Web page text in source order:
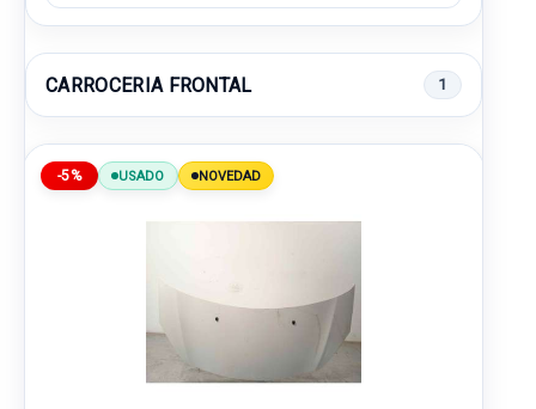
CARROCERIA FRONTAL 1
-5% USADO NOVEDAD